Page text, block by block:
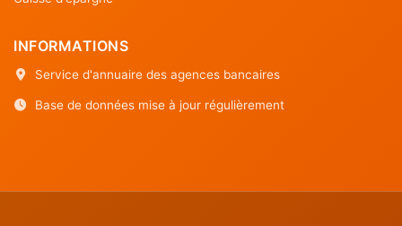
INFORMATIONS
Service d'annuaire des agences bancaires
Base de données mise à jour régulièrement